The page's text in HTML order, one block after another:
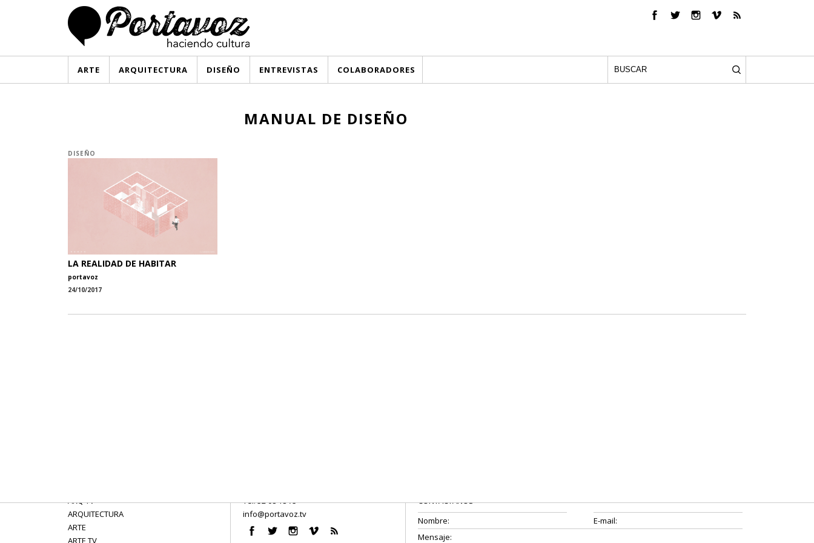
ARTE ARQUITECTURA DISEÑO ENTREVISTAS COLABORADORES
MANUAL DE DISEÑO
DISEÑO
LA REALIDAD DE HABITAR
portavoz
24/10/2017
ARQ TV
ARQUITECTURA
ARTE
ARTE TV
Tel: 52 08 18 75
info@portavoz.tv
CONTÁCTANOS